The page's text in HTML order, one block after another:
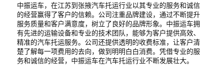
中振运车，在江苏到张掖汽车托运行业以其专业的服务和诚信
的经营赢得了客户的信赖。公司注重品牌建设，通过不断提升
服务质量和客户满意度，树立了良好的品牌形象。中振运车拥
有先进的运输设备和专业的技术团队，能够为客户提供高效、
精准的汽车托运服务。公司还提供透明的收费标准，让客户清
楚了解每一项费用的去向，做到明明白白消费。凭借专业的服
务和诚信的经营，中振运车在汽车托运行业不断发展壮大。